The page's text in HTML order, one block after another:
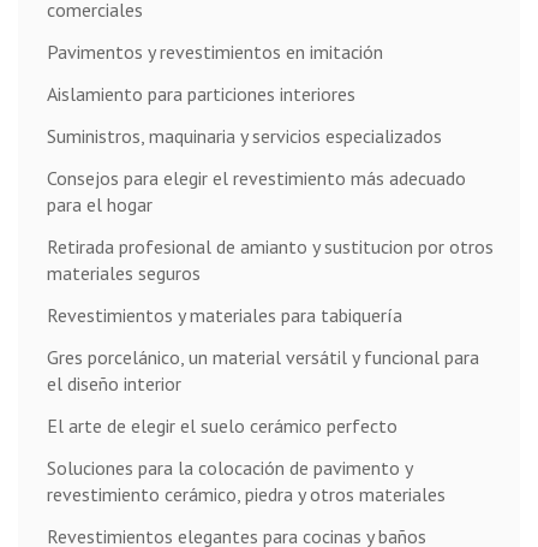
comerciales
Pavimentos y revestimientos en imitación
Aislamiento para particiones interiores
Suministros, maquinaria y servicios especializados
Consejos para elegir el revestimiento más adecuado
para el hogar
Retirada profesional de amianto y sustitucion por otros
materiales seguros
Revestimientos y materiales para tabiquería
Gres porcelánico, un material versátil y funcional para
el diseño interior
El arte de elegir el suelo cerámico perfecto
Soluciones para la colocación de pavimento y
revestimiento cerámico, piedra y otros materiales
Revestimientos elegantes para cocinas y baños